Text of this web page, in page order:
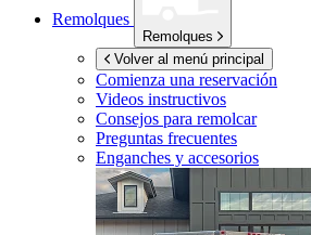
Remolques
Remolques
Volver al menú principal
Comienza una reservación
Videos instructivos
Consejos para remolcar
Preguntas frecuentes
Enganches y accesorios